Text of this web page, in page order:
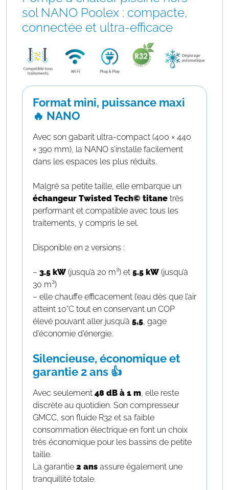
sol NANO Poolex : compacte,
connectée et ultra-efficace
Format mini, puissance maxi
🔥 NANO
Avec son gabarit ultra-compact (400 × 440
× 390 mm), la NANO s’installe facilement
dans les espaces les plus réduits.
Malgré sa petite taille, elle embarque un
échangeur Twisted Tech© titane très
performant et compatible avec tous les
traitements, y compris le sel.
Disponible en 2 versions :
– 3.5 kW (jusqu’à 20 m³) et 5.5 kW (jusqu’à
30 m³)
– elle chauffe efficacement l’eau dès que l’air
atteint 10°C tout en conservant un COP
élevé pouvant aller jusqu’à 5,5, gage
d’économie d’énergie.
Silencieuse, économique et
garantie 2 ans 👍
Avec seulement 48 dB à 1 m, elle reste
discrète au quotidien. Son compresseur
GMCC, son fluide R32 et sa faible
consommation électrique en font un choix
très économique pour les bassins de petite
taille.
La garantie 2 ans assure également une
tranquillité totale.